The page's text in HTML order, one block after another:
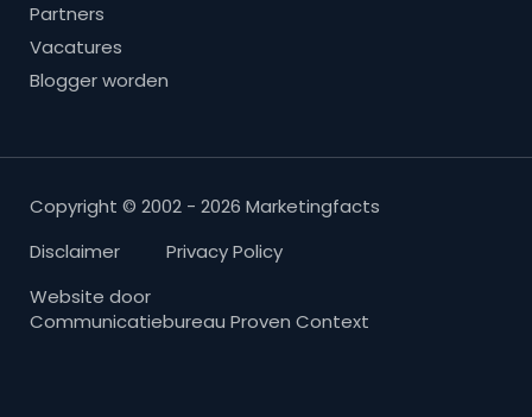
Partners
Vacatures
Blogger worden
Copyright © 2002 - 2026 Marketingfacts
Disclaimer
Privacy Policy
Website door
Communicatiebureau Proven Context